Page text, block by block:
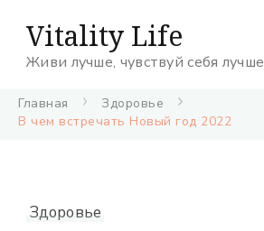
Vitality Life
Живи лучше, чувствуй себя лучше
Главная
Здоровье
В чем встречать Новый год 2022
Здоровье